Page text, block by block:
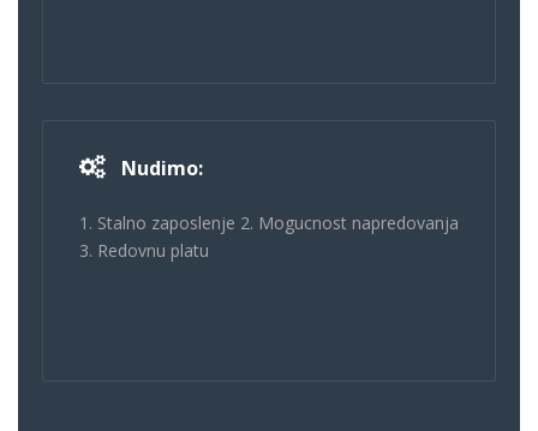
Nudimo:
1. Stalno zaposlenje 2. Mogucnost napredovanja
3. Redovnu platu